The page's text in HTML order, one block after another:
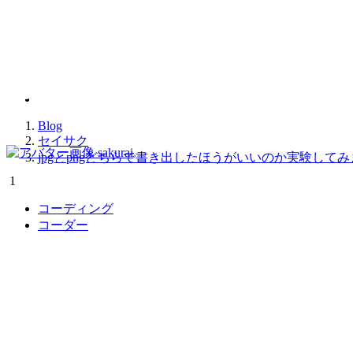
Blog
セイサク
jpgとpngどちらで書き出したほうがいいのか実験してみ
sakurai
1
コーディング
コーダー